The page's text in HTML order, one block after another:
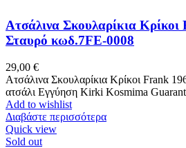
Ατσάλινα Σκουλαρίκια
Σταυρό κωδ.7FE-0008
29,00 €
Ατσάλινα Σκουλαρίκια Κρίκοι Frank
ατσάλι Εγγύηση Kirki Kosmima
Add to wishlist
Διαβάστε περισσότερα
Quick view
Sold out